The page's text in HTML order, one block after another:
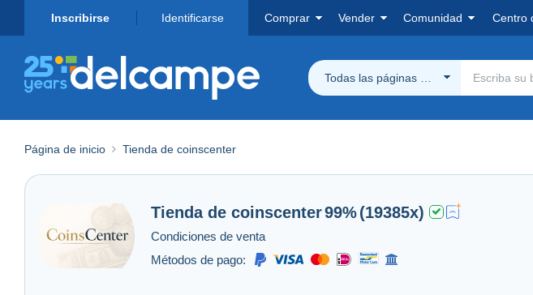
Inscribirse Identificarse Comprar Vender Comunidad Centro
Todas las páginas Delcampe
Página de inicio Tienda de coinscenter
Tienda de coinscenter99%(19385x)
Condiciones de venta
Métodos de pago: